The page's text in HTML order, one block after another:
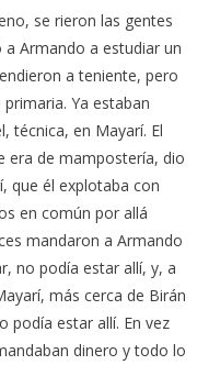
se rieron las gentes
Armando a estudiar un
a teniente, pero
Ya estaban
técnica, en Mayarí. El
era de mampostería, dio
que él explotaba con
en común por allá
mandaron a Armando
no podía estar allí, y, a
más cerca de Birán
podía estar allí. En vez
dinero y todo lo